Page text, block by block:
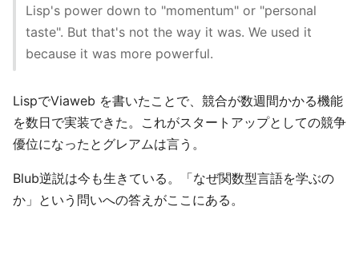
Lisp's power down to "momentum" or "personal
taste". But that's not the way it was. We used it
because it was more powerful.
LispでViaweb を書いたことで、競合が数週間かかる機能
を数日で実装できた。これがスタートアップとしての競争
優位になったとグレアムは言う。
Blub逆説は今も生きている。「なぜ関数型言語を学ぶの
か」という問いへの答えがここにある。